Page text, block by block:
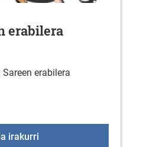
erabilera
erabilera
irakurriTailerra: sareen erabilera